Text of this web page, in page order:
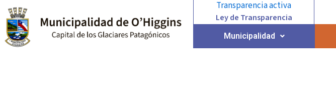
contenido
Transparencia activa
Ley de Transparencia
Municipalidad